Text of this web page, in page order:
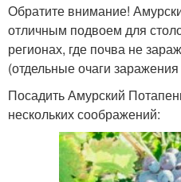
Обратите внимание!
отличным подвоем для
регионах, где почва не
(отдельные очаги
Посадить Амурский
нескольких соображений: